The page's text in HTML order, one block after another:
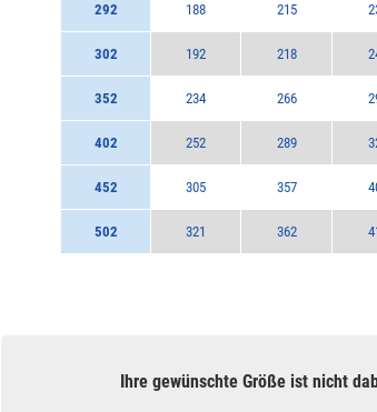
292 188 215
302 192 218
352 234 266
402 252 289
452 305 357
502 321 362
Ihre gewünschte Größe ist nicht